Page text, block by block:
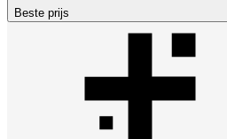
Beste prijs